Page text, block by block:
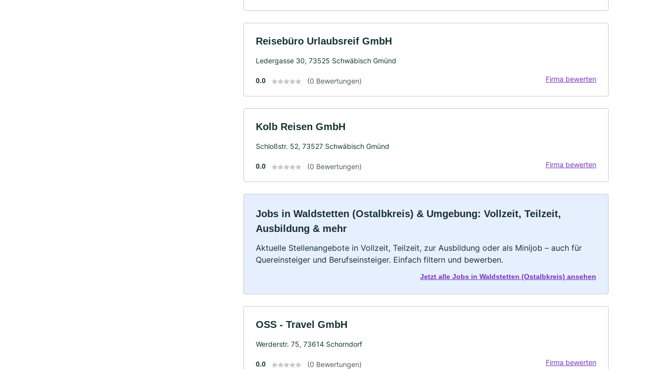
Reisebüro Urlaubsreif GmbH
Ledergasse 30, 73525 Schwäbisch Gmünd
0.0 (0 Bewertungen) Firma bewerten
Kolb Reisen GmbH
Schloßstr. 52, 73527 Schwäbisch Gmünd
0.0 (0 Bewertungen) Firma bewerten
Jobs in Waldstetten (Ostalbkreis) & Umgebung: Vollzeit, Teilzeit,
Ausbildung & mehr
Aktuelle Stellenangebote in Vollzeit, Teilzeit, zur Ausbildung oder als Minijob – auch für
Quereinsteiger und Berufseinsteiger. Einfach filtern und bewerben.
Jetzt alle Jobs in Waldstetten (Ostalbkreis) ansehen
OSS - Travel GmbH
Werderstr. 75, 73614 Schorndorf
0.0 (0 Bewertungen) Firma bewerten